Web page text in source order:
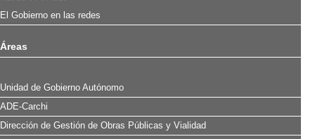
El Gobierno en las redes
Áreas
Unidad de Gobierno Autónomo
ADE-Carchi
Dirección de Gestión de Obras Públicas y Vialidad